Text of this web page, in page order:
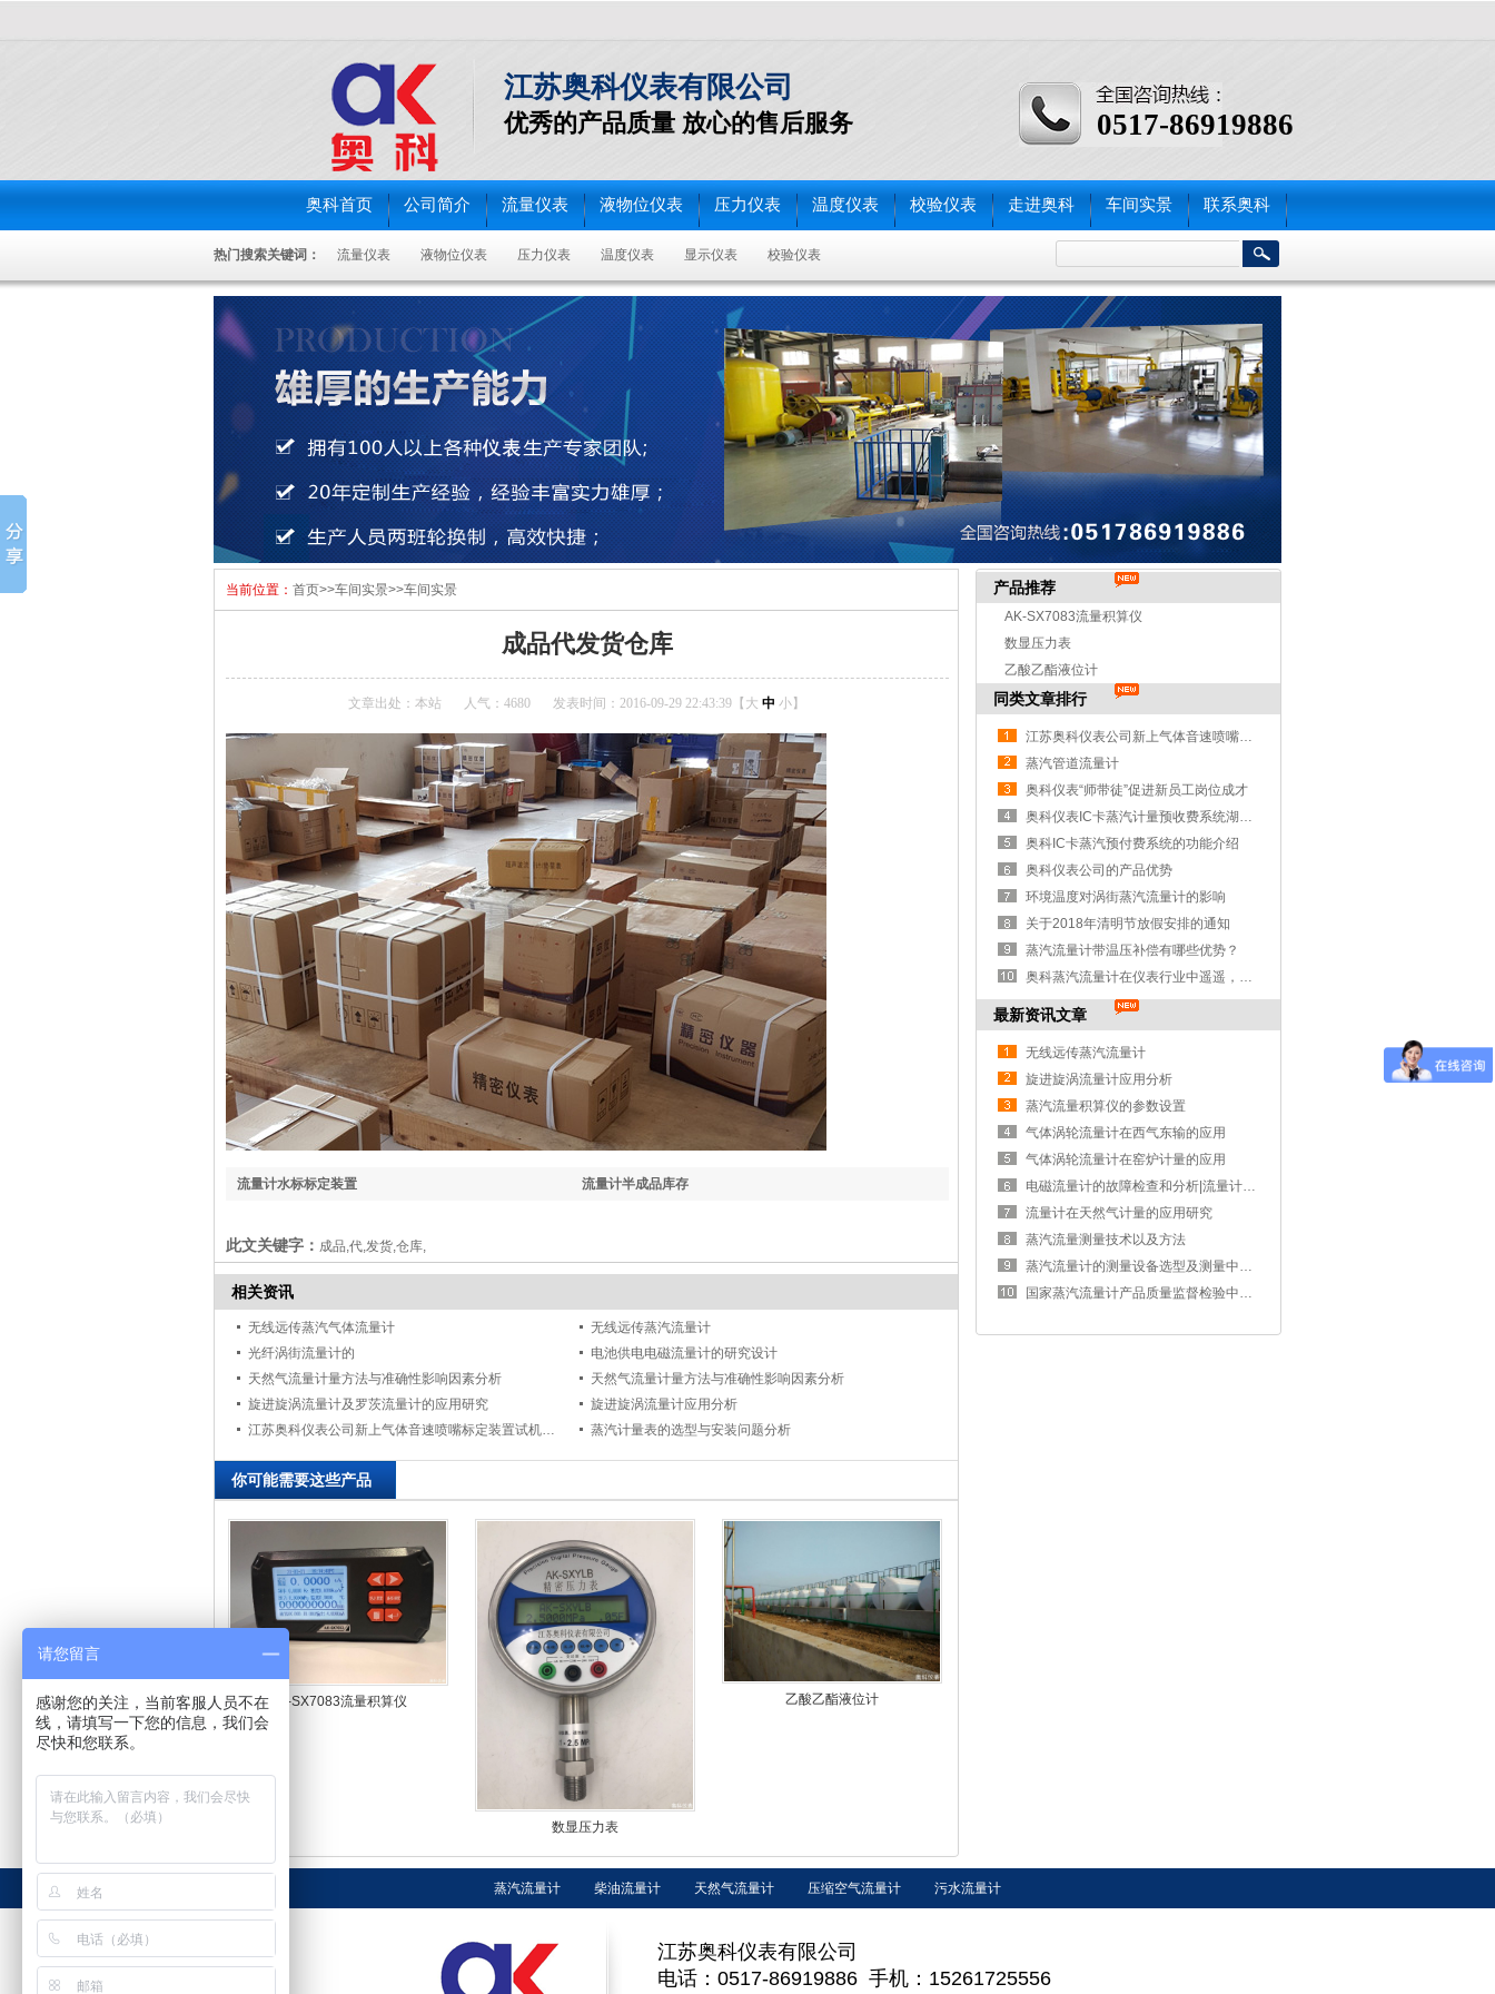
江苏奥科仪表有限公司
优秀的产品质量 放心的售后服务 0517-86919886
奥科首页 公司简介 流量仪表 液物位仪表 压力仪表 温度仪表 校验仪表 走进奥科 车间实景 联系奥科
热门搜索关键词： 流量仪表 液物位仪表 压力仪表 温度仪表 显示仪表 校验仪表
当前位置： 首页>>车间实景>>车间实景
成品代发货仓库
文章出处：本站 人气：4680 发表时间：2016-09-29 22:43:39【 大 中 小】
流量计半成品库存
流量计水标标定装置
此文关键字： 成品,代,发货,仓库,
相关资讯
无线远传蒸汽气体流量计
无线远传蒸汽流量计
光纤涡街流量计的
电池供电电磁流量计的研究设计
天然气流量计量方法与准确性影响因素分析
天然气流量计量方法与准确性影响因素分析
旋进旋涡流量计及罗茨流量计的应用研究
旋进旋涡流量计应用分析
江苏奥科仪表公司新上气体音速喷嘴标定装置试机成功
蒸汽计量表的选型与安装问题分析
你可能需要这些产品
AK-SX7083流量积算仪
数显压力表
乙酸乙酯液位计
产品推荐
AK-SX7083流量积算仪
数显压力表
乙酸乙酯液位计
同类文章排行
江苏奥科仪表公司新上气体音速喷嘴标定装置试机成功
蒸汽管道流量计
奥科仪表“师带徒”促进新员工岗位成才
奥科仪表IC卡蒸汽计量预收费系统湖南益阳安装纪实
奥科IC卡蒸汽预付费系统的功能介绍
奥科仪表公司的产品优势
环境温度对涡街蒸汽流量计的影响
关于2018年清明节放假安排的通知
蒸汽流量计带温压补偿有哪些优势？
奥科蒸汽流量计在仪表行业中遥遥，获得大量认可
最新资讯文章
无线远传蒸汽流量计
旋进旋涡流量计应用分析
蒸汽流量积算仪的参数设置
气体涡轮流量计在西气东输的应用
气体涡轮流量计在窑炉计量的应用
电磁流量计的故障检查和分析|流量计问题解决办法
流量计在天然气计量的应用研究
蒸汽流量测量技术以及方法
蒸汽流量计的测量设备选型及测量中存在的问题
国家蒸汽流量计产品质量监督检验中心获批成立
蒸汽流量计 柴油流量计 天然气流量计 压缩空气流量计 污水流量计
江苏奥科仪表有限公司
电话：0517-86919886 手机：15261725556
请您留言
感谢您的关注，当前客服人员不在
线，请填写一下您的信息，我们会
尽快和您联系。